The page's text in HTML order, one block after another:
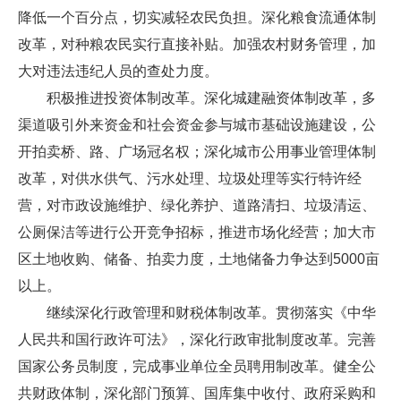
降低一个百分点，切实减轻农民负担。深化粮食流通体制
改革，对种粮农民实行直接补贴。加强农村财务管理，加
大对违法违纪人员的查处力度。
积极推进投资体制改革。深化城建融资体制改革，多
渠道吸引外来资金和社会资金参与城市基础设施建设，公
开拍卖桥、路、广场冠名权；深化城市公用事业管理体制
改革，对供水供气、污水处理、垃圾处理等实行特许经
营，对市政设施维护、绿化养护、道路清扫、垃圾清运、
公厕保洁等进行公开竞争招标，推进市场化经营；加大市
区土地收购、储备、拍卖力度，土地储备力争达到5000亩
以上。
继续深化行政管理和财税体制改革。贯彻落实《中华
人民共和国行政许可法》，深化行政审批制度改革。完善
国家公务员制度，完成事业单位全员聘用制改革。健全公
共财政体制，深化部门预算、国库集中收付、政府采购和